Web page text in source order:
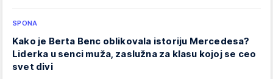
SPONA
Kako je Berta Benc oblikovala istoriju Mercedesa?
Liderka u senci muža, zaslužna za klasu kojoj se ceo
svet divi